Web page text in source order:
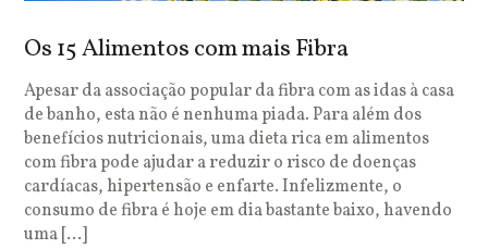
Os 15 Alimentos com mais Fibra
Apesar da associação popular da fibra com as idas à casa
de banho, esta não é nenhuma piada. Para além dos
benefícios nutricionais, uma dieta rica em alimentos
com fibra pode ajudar a reduzir o risco de doenças
cardíacas, hipertensão e enfarte. Infelizmente, o
consumo de fibra é hoje em dia bastante baixo, havendo
uma […]